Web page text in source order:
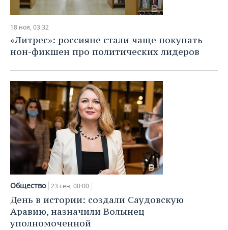
НЕФТЕХИМИЯ
НЕФТЬ
ОПК
ЭНЕРГЕТИКА
ТРАНСПОРТ
IT
ТЕЛЕКОММУНИКАЦИИ
НОВОСТИ МЕРОПРИЯТИЙ
БИЗНЕС-БРАНЧИ
ONLINE-КОНФЕРЕНЦИИ
ОТКРЫТАЯ ЛЕКЦИЯ
СПОРТ
ФУТБОЛ
ХОККЕЙ
БАСКЕТБОЛ
ВОЛЕЙБОЛ
КИБЕРСПОРТ
ФИГУРНОЕ КАТАНИЕ
НОВОСТИ ОБЩЕСТВА
ВЛАСТЬ
ИНФРАСТРУКТУРА
ИСТОРИЯ
КУЛЬТУРА
МЕДИЦИНА
ФОТОГАЛЕРЕЯ
СЮЖЕТЫ
СПРАВОЧНИК
СПИСОК ПЕРСОН
СПИСОК КОМПАНИЙ
ПОЛНАЯ ВЕРСИЯ
18 ноя, 03:32
«Литрес»: россияне стали чаще покупать
нон-фикшен про политических лидеров
Общество 23 сен, 00:00
День в истории: создали Саудовскую
Аравию, назначили Волынец
уполномоченной